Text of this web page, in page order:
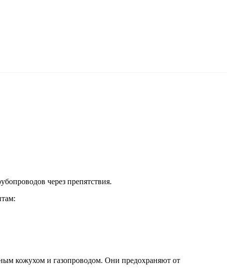
через препятствия.
кожухом и газопроводом. Они предохраняют от